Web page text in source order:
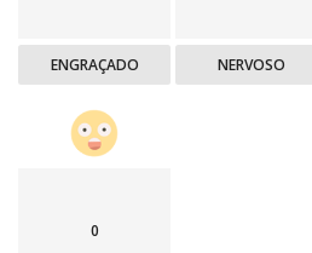
ENGRAÇADO NERVOSO
0